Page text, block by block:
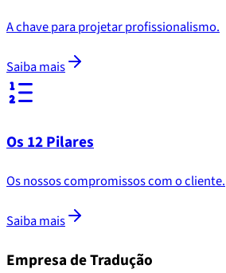
A chave para projetar profissionalismo.
Saiba mais
Os 12 Pilares
Os nossos compromissos com o cliente.
Saiba mais
Empresa de Tradução